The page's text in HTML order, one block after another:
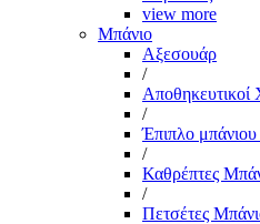
view more
Μπάνιο
Αξεσουάρ
/
Αποθηκευτικοί
/
Έπιπλο μπάνιου
/
Καθρέπτες
/
Πετσέτες